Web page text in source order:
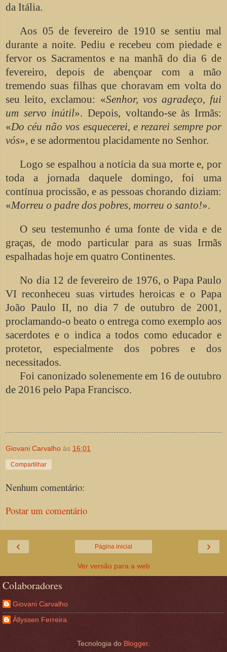
da Itália.
Aos 05 de fevereiro de 1910 se sentiu mal
durante a noite. Pediu e recebeu com piedade e
fervor os Sacramentos e na manhã do dia 6 de
fevereiro, depois de abençoar com a mão
tremendo suas filhas que choravam em volta do
seu leito, exclamou: «Senhor, vos agradeço, fui
um servo inútil». Depois, voltando-se às Irmãs:
«Do céu não vos esquecerei, e rezarei sempre por
vós», e se adormentou placidamente no Senhor.
Logo se espalhou a notícia da sua morte e, por
toda a jornada daquele domingo, foi uma
contínua procissão, e as pessoas chorando diziam:
«Morreu o padre dos pobres, morreu o santo!».
O seu testemunho é uma fonte de vida e de
graças, de modo particular para as suas Irmãs
espalhadas hoje em quatro Continentes.
No dia 12 de fevereiro de 1976, o Papa Paulo
VI reconheceu suas virtudes heroicas e o Papa
João Paulo II, no dia 7 de outubro de 2001,
proclamando-o beato o entrega como exemplo aos
sacerdotes e o indica a todos como educador e
protetor, especialmente dos pobres e dos
necessitados.
Foi canonizado solenemente em 16 de outubro
de 2016 pelo Papa Francisco.
Giovani Carvalho às 16:01
Compartilhar
Nenhum comentário:
Postar um comentário
‹ ›
Página inicial
Ver versão para a web
Colaboradores
Giovani Carvalho
Állyssen Ferreira
Tecnologia do Blogger.